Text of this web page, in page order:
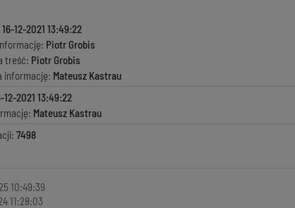
16-12-2021 13:49:22
Piotr Grobis
treść: Piotr Grobis
informację: Mateusz Kastrau
12-2021 13:49:22
Mateusz Kastrau
7498
10:49:39
11:28:03